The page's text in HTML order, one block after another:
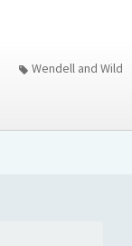
Wendell and Wild